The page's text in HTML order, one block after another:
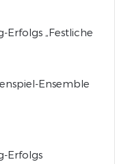
Erfolgs „Festliche
Ensemble
Erfolgs